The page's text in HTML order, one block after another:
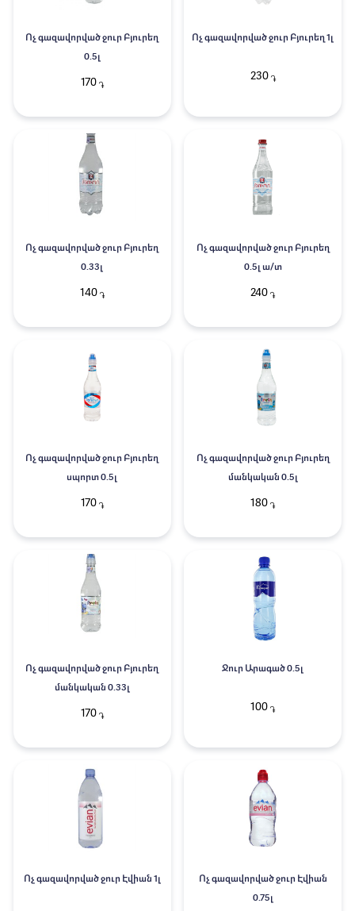
Ոչ գազավորված ջուր Բյուրեղ
0.5լ
170֏
Ոչ գազավորված ջուր Բյուրեղ 1լ
230֏
Ոչ գազավորված ջուր Բյուրեղ
0.33լ
140֏
Ոչ գազավորված ջուր Բյուրեղ
0.5լ ա/տ
240 ֏
Ոչ գազավորված ջուր Բյուրեղ
սպորտ 0.5լ
170֏
Ոչ գազավորված ջուր Բյուրեղ
մանկական 0.5լ
180 ֏
Ոչ գազավորված ջուր Բյուրեղ
մանկական 0.33լ
170֏
Ջուր Արագած 0.5լ
100 ֏
Ոչ գազավորված ջուր Էվիան 1լ
Ոչ գազավորված ջուր Էվիան
0.75լ